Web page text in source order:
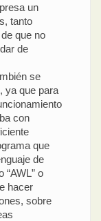
un
tanto
que no
de
se
ya que para
con
que
de
o
hacer
sobre